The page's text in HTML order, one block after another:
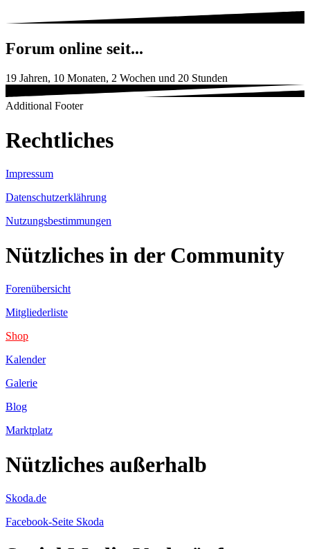
Forum online seit...
19 Jahren, 10 Monaten, 2 Wochen und 20 Stunden
Additional Footer
Rechtliches
Impressum
Datenschutzerklährung
Nutzungsbestimmungen
Nützliches in der Community
Forenübersicht
Mitgliederliste
Shop
Kalender
Galerie
Blog
Marktplatz
Nützliches außerhalb
Skoda.de
Facebook-Seite Skoda